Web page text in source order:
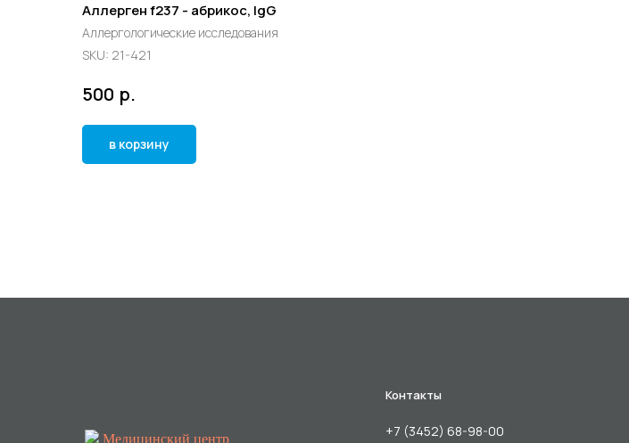
Аллерген f237 - абрикос, IgG
Аллергологические исследования
SKU: 21-421
500 р.
в корзину
Контакты
+7 (3452) 68-98-00
Медицинский центр